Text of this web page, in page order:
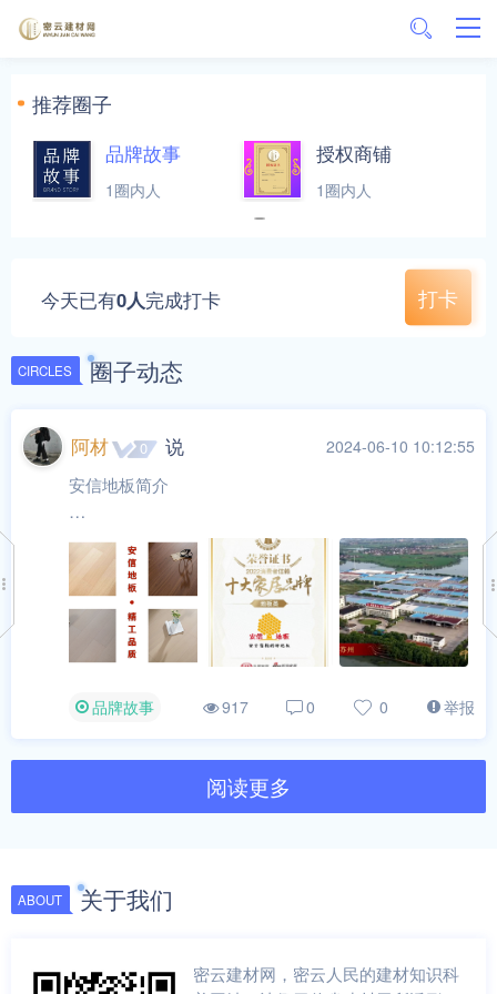
推荐圈子
品牌故事
1圈内人
授权商铺
1圈内人
今天已有0人完成打卡 打卡
CIRCLES 圈子动态
阿材 0 说 2024-06-10 10:12:55
安信地板简介
安信企业成立于1994 年，总部位于中国上海，是一家
整合木材产业链，提供全方位一体化服务的综合木制品
企业。从原材料采购，产品设计，研发以及销售流通，
安信都依托自身的企业实力和供应链进行。公司产品线
丰富，涵盖实木地板、实木地热地板、多层实木地板、
强化地板、拼花地板、户外地板、以及相关地板配套产
品线；近年来推出的全屋整木定制系列产品也受到市场
的高度好评。
安信一直专注于高端实木产品，立志成为打造优·雅家整
木定制服务商。安信品牌和产品广受市场好评，连续10
峰会金奖，入选儿童房装饰装修安全技术规范品牌等。
售后服务享誉业界，多年来被政府机关、城市标志性建
品牌故事 917 0 0 举报
阅读更多
ABOUT 关于我们
密云建材网，密云人民的建材知识科